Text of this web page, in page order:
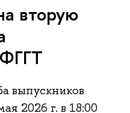
вторую
выпускников
2026 г. в 18:00